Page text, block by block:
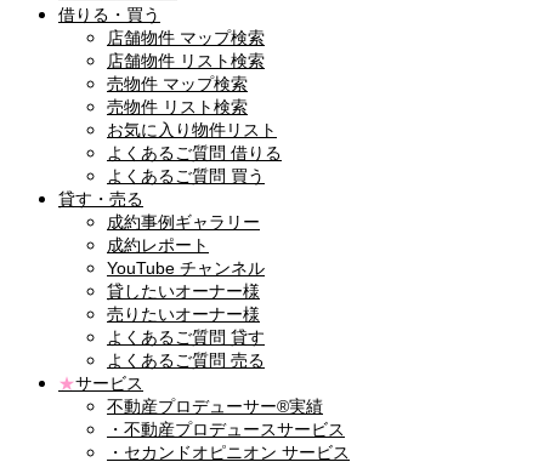
借りる・買う
店舗物件 マップ検索
店舗物件 リスト検索
売物件 マップ検索
売物件 リスト検索
お気に入り物件リスト
よくあるご質問 借りる
よくあるご質問 買う
貸す・売る
成約事例ギャラリー
成約レポート
YouTube チャンネル
貸したいオーナー様
売りたいオーナー様
よくあるご質問 貸す
よくあるご質問 売る
★サービス
不動産プロデューサー®実績
・不動産プロデュースサービス
・セカンドオピニオン サービス